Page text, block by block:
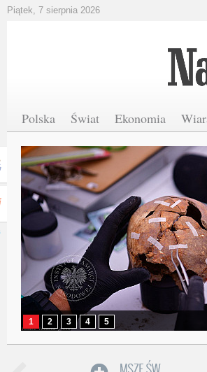
Piątek, 7 sierpnia 2026
Polska Świat Ekonomia
1 2 3 4 5